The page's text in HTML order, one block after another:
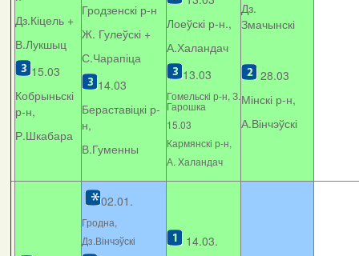
Дз.Кіцель +
В.Лукшыц
15.03
Кобрыньскі
р-н,
Р.Шкабара
Гродзенскі р-н
Ж. Гулеўскі +
С.Чарапіца
14.03
Бераставіцкі р-
н,
В.Гуменны
Лоеўскі р-н.,
А.Халандач
13.03
Гомельскі р-н, З.
Гарошка
15.03
Кармянскі р-н,
А. Xаландач
Дз.
Змачынскі
28.03
Мінскі р-н,
А.Вінчэўскі
02.01.
Гродна,
Дз.Вінчэўскі
14.03.